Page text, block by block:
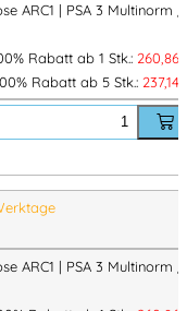
mit Klettverschluss
mit Patte & Klette •
•
15797)
ARC1 | PSA 3 Multinorm /
Rabatt ab 1 Stk.: 260,86
Rabatt ab 5 Stk.: 237,14
ARC1 | PSA 3 Multinorm /